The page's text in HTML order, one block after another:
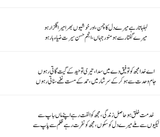
لہلہاتا رہے میرے دل کا چمن، اور خوشیوں بھرا میرا گلزار ہو
میرے گفتار سے ہو منور جہاں، انجم حسن سیرت ضیاء بار ہو
اے خدا مجھ کو توفیق دے میں سدا، تیری توحیدکے گیت گاتی رہوں
جام وحدت سے ہوکر کے سرشار میں، حمدکے مست نغمے سناتی رہوں
خدمت خلق ہوحاصل زندگی، مجھ کو الفت رہے اپنے ماںباپ سے
نیکیوں سے ملے میرے دل کو سکوں، مجھ کو نفرت رہے ظلم سے پاپ سے